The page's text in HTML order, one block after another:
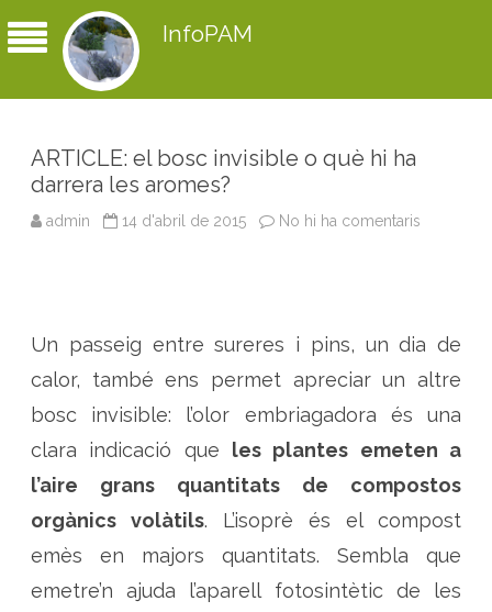
InfoPAM
ARTICLE: el bosc invisible o què hi ha
darrera les aromes?
admin 14 d'abril de 2015 No hi ha comentaris
:
l
b
s
i
v
i
s
i
Un passeig entre sureres i pins, un dia de
calor, també ens permet apreciar un altre
bosc invisible: l’olor embriagadora és una
clara indicació que les plantes emeten a
l’aire grans quantitats de compostos
orgànics volàtils. L’isoprè és el compost
emès en majors quantitats. Sembla que
emetre’n ajuda l’aparell fotosintètic de les